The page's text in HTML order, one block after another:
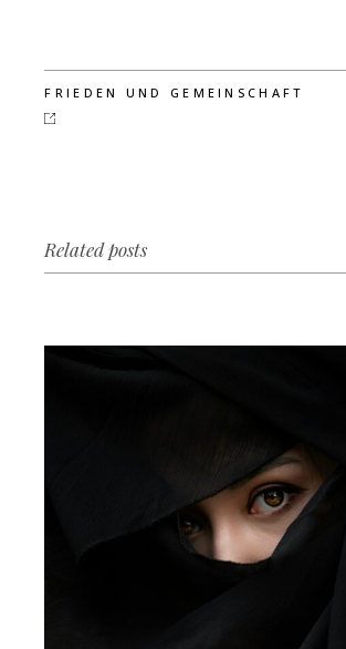
FRIEDEN UND GEMEINSCHAFT
Related posts